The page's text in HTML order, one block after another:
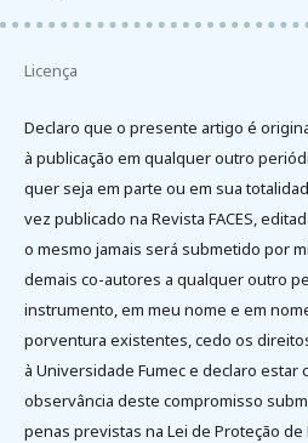
Licença
Declaro que o presente artigo é
à publicação em qualquer outro
quer seja em parte ou em sua
vez publicado na Revista FACES,
o mesmo jamais será submetido por
demais co-autores a qualquer outro
instrumento, em meu nome e em
porventura existentes, cedo os
à Universidade Fumec e declaro estar
observância deste compromisso
penas previstas na Lei de Proteção de